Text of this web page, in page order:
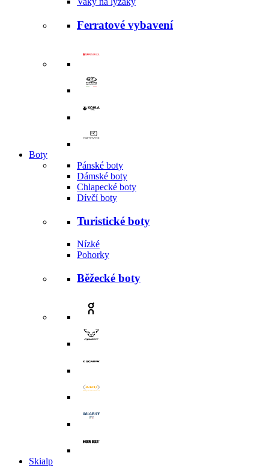
Ferratové vybavení
Boty
Pánské boty
Dámské boty
Chlapecké boty
Dívčí boty
Turistické boty
Nízké
Pohorky
Běžecké boty
Skialp